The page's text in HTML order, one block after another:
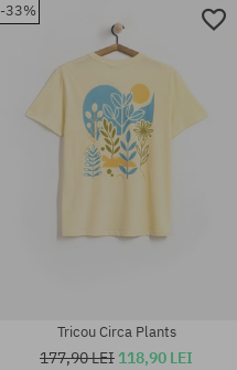
Mărimi existente:
-33%
Tricou Circa Plants
177,90 LEI 118,90 LEI